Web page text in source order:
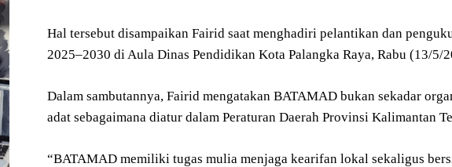
Hal tersebut disampaikan Fairid saat menghadiri pelantikan dan
2025–2030 di Aula Dinas Pendidikan Kota Palangka Raya, Rabu (13/5/
Dalam sambutannya, Fairid mengatakan BATAMAD bukan sekadar
adat sebagaimana diatur dalam Peraturan Daerah Provinsi Kalimantan
“BATAMAD memiliki tugas mulia menjaga kearifan lokal sekaligus